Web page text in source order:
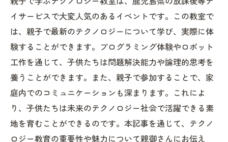
イサービスで大変人気のあるイベントです。この教室で
は、親子で最新のテクノロジーについて学び、実際に体
験することができます。プログラミング体験やロボット
工作を通じて、子供たちは問題解決能力や論理的思考を
養うことができます。また、親子で参加することで、家
庭内でのコミュニケーションも深まります。これによ
り、子供たちは未来のテクノロジー社会で活躍できる素
地を育むことができるのです。本記事を通じて、テクノ
ロジー教育の重要性や魅力について親御さんにお伝え